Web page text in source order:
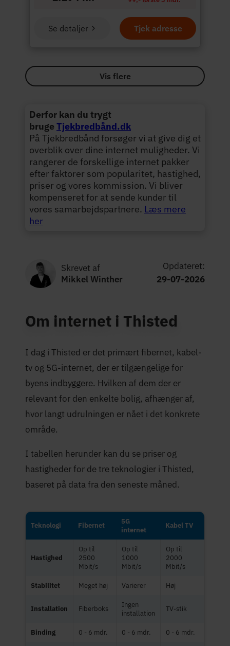
Tjek adresse
Se detaljer
Vis flere
Derfor kan du trygt
brugeTjekbredbånd.dk
På Tjekbredbånd forsøger vi at give dig et
overblik over dine internet muligheder. Vi
rangerer de forskellige internet pakker
efter faktorer som popularitet, hastighed,
priser og vores kommission. Vi bliver
kompenseret for at sende kunder til
vores samarbejdspartnere. Læs mere
her
Skrevet af
Mikkel Winther
Opdateret:
29-07-2026
Om internet i Thisted
I dag i Thisted er det primært fibernet, kabel-
tv og 5G-internet, der er tilgængelige for
byens indbyggere. Hvilken af dem der er
relevant for den enkelte bolig, afhænger af,
hvor langt udrulningen er nået i det konkrete
område.
I tabellen herunder kan du se priser og
hastigheder for de tre teknologier i Thisted,
baseret på data fra den seneste måned.
Teknologi Fibernet
5G
internet
Kabel TV
Hastighed
Op til
2500
Mbit/s
Op til
1000
Mbit/s
Op til
2000
Mbit/s
Stabilitet Meget høj Varierer Høj
Installation Fiberboks
Ingen
installation
TV-stik
Binding 0 - 6 mdr. 0 - 6 mdr. 0 - 6 mdr.